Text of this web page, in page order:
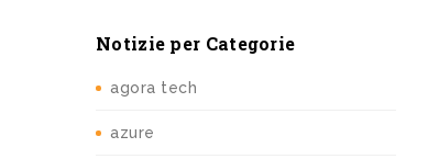
Notizie per Categorie
agora tech
azure